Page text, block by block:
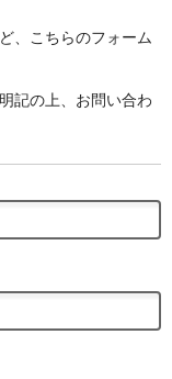
、こちらのフォーム
記の上、お問い合わ